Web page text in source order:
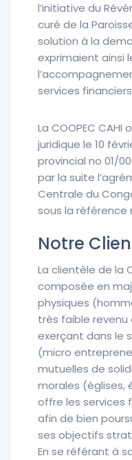
l’initiative du
curé de la
solution à la
exprimaient ainsi
services
La COOPEC
juridique le 10
provincial no 01/
par la suite
Centrale du
sous la référence
Notre
La clientèle de la
composée en
physiques
très faible
exerçant dans le
(micro
mutuelles de
morales (églises,
offre les services
afin de bien
ses objectifs
En se référant à